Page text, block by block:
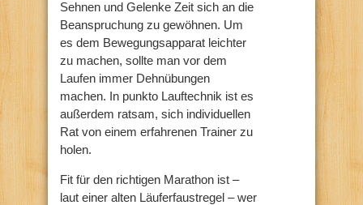
Sehnen und Gelenke Zeit sich an die
Beanspruchung zu gewöhnen. Um
es dem Bewegungsapparat leichter
zu machen, sollte man vor dem
Laufen immer Dehnübungen
machen. In punkto Lauftechnik ist es
außerdem ratsam, sich individuellen
Rat von einem erfahrenen Trainer zu
holen.
Fit für den richtigen Marathon ist –
laut einer alten Läuferfaustregel – wer